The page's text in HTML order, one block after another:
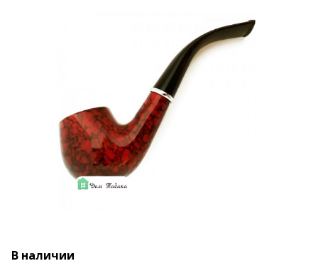
В наличии